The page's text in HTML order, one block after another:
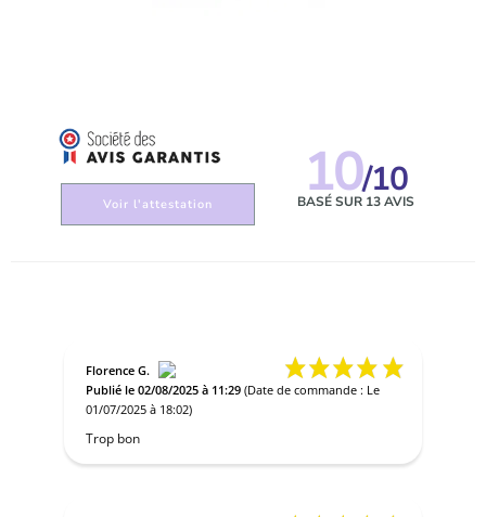
Voir l'attestation 10/10
BASÉ SUR 13 AVIS
Florence G.
Publié le 02/08/2025 à 11:29(Date de commande : Le
01/07/2025 à 18:02)
Trop bon